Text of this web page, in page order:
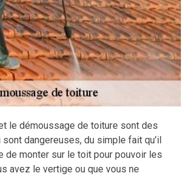
le démoussage de toiture sont des
dangereuses, du simple fait qu’il
de monter sur le toit pour pouvoir les
avez le vertige ou que vous ne